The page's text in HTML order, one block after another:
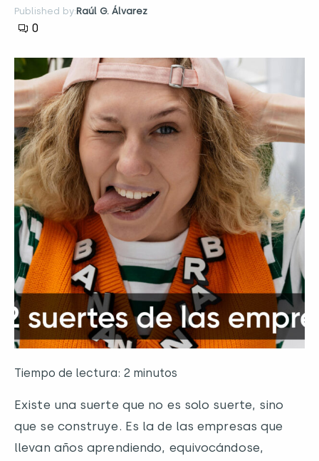
Published by:Raúl G. Álvarez
0
Tiempo de lectura: 2 minutos
Existe una suerte que no es solo suerte, sino
que se construye. Es la de las empresas que
llevan años aprendiendo, equivocándose,